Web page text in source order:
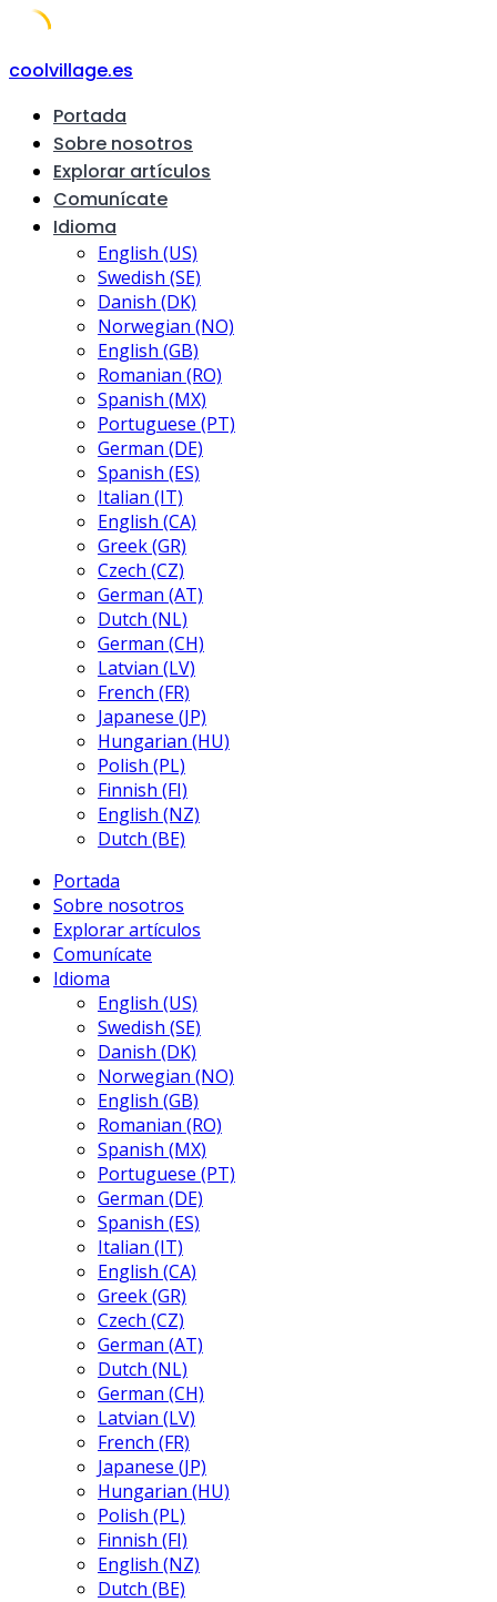
Skip
content
coolvillage.es
Portada
Sobre nosotros
Explorar artículos
Comunícate
Idioma
English (US)
Swedish (SE)
Danish (DK)
Norwegian (NO)
English (GB)
Romanian (RO)
Spanish (MX)
Portuguese (PT)
German (DE)
Spanish (ES)
Italian (IT)
English (CA)
Greek (GR)
Czech (CZ)
German (AT)
Dutch (NL)
German (CH)
Latvian (LV)
French (FR)
Japanese (JP)
Hungarian (HU)
Polish (PL)
Finnish (FI)
English (NZ)
Dutch (BE)
Portada
Sobre nosotros
Explorar artículos
Comunícate
Idioma
English (US)
Swedish (SE)
Danish (DK)
Norwegian (NO)
English (GB)
Romanian (RO)
Spanish (MX)
Portuguese (PT)
German (DE)
Spanish (ES)
Italian (IT)
English (CA)
Greek (GR)
Czech (CZ)
German (AT)
Dutch (NL)
German (CH)
Latvian (LV)
French (FR)
Japanese (JP)
Hungarian (HU)
Polish (PL)
Finnish (FI)
English (NZ)
Dutch (BE)